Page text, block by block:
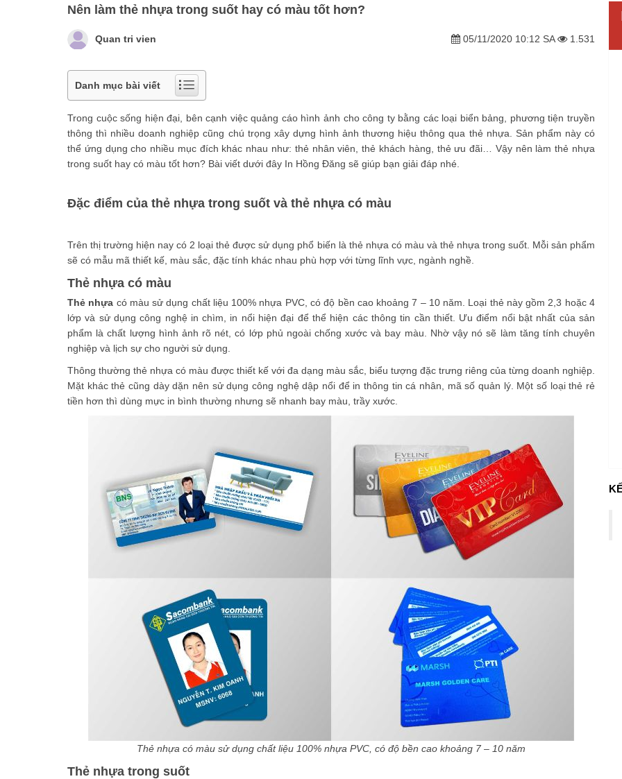
Nên làm thẻ nhựa trong suốt hay có màu tốt hơn?
Quan tri vien 05/11/2020 10:12 SA 1.531
Danh mục bài viết
Trong cuộc sống hiện đại, bên cạnh việc quảng cáo hình ảnh cho công ty bằng các loại biển bảng, phương tiện truyền
thông thì nhiều doanh nghiệp cũng chú trọng xây dựng hình ảnh thương hiệu thông qua thẻ nhựa. Sản phẩm này có
thể ứng dụng cho nhiều mục đích khác nhau như: thẻ nhân viên , thẻ khách hàng, thẻ ưu đãi… Vậy nên làm thẻ nhựa
trong suốt hay có màu tốt hơn? Bài viết dưới đây In Hồng Đăng sẽ giúp bạn giải đáp nhé.
Đặc điểm của thẻ nhựa trong suốt và thẻ nhựa có màu
Trên thị trường hiện nay có 2 loại thẻ được sử dụng phổ biến là thẻ nhựa có màu và thẻ nhựa trong suốt. Mỗi sản phẩm
sẽ có mẫu mã thiết kế, màu sắc, đặc tính khác nhau phù hợp với từng lĩnh vực, ngành nghề.
Thẻ nhựa có màu
Thẻ nhựa có màu sử dụng chất liệu 100% nhựa PVC, có độ bền cao khoảng 7 – 10 năm. Loại thẻ này gồm 2,3 hoặc 4
lớp và sử dụng công nghệ in chìm, in nổi hiện đại để thể hiện các thông tin cần thiết. Ưu điểm nổi bật nhất của sản
phẩm là chất lượng hình ảnh rõ nét, có lớp phủ ngoài chống xước và bay màu. Nhờ vậy nó sẽ làm tăng tính chuyên
nghiệp và lịch sự cho người sử dụng.
Thông thường thẻ nhựa có màu được thiết kế với đa dạng màu sắc, biểu tượng đặc trưng riêng của từng doanh nghiệp.
Mặt khác thẻ cũng dày dặn nên sử dụng công nghệ dập nổi để in thông tin cá nhân, mã số quản lý. Một số loại thẻ rẻ
tiền hơn thì dùng mực in bình thường nhưng sẽ nhanh bay màu, trầy xước.
Thẻ nhựa có màu sử dụng chất liệu 100% nhựa PVC, có độ bền cao khoảng 7 – 10 năm
Thẻ nhựa trong suốt